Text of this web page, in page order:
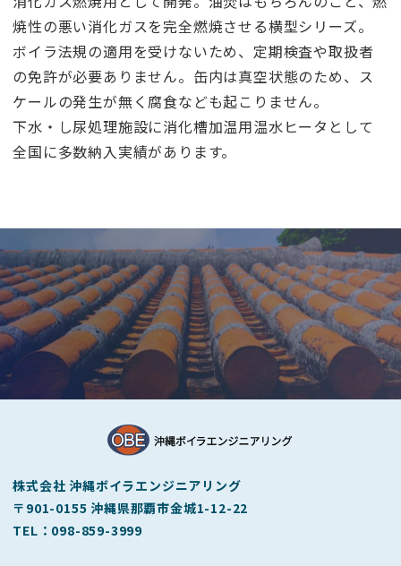
焼性の悪い消化ガスを完全燃焼させる横型シリーズ。
ボイラ法規の適用を受けないため、定期検査や取扱者
の免許が必要ありません。缶内は真空状態のため、ス
ケールの発生が無く腐食なども起こりません。
下水・し尿処理施設に消化槽加温用温水ヒータとして
全国に多数納入実績があります。
TEL :098-859-3999
月曜〜金曜 8時30分～17時30分まで（定休日：土日祝祭日）
メールからのお問い合わせはこちら
株式会社 沖縄ボイラエンジニアリング
〒901-0155 沖縄県那覇市金城1-12-22
TEL：098-859-3999